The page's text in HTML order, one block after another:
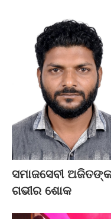
ସମାଜସେବୀ
ଗଭୀର ଶୋକ